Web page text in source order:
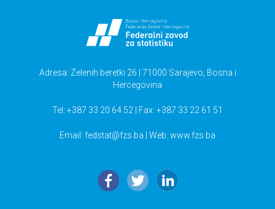
Adresa: Zelenih beretki 26 | 71000 Sarajevo, Bosna i
Hercegovina
Tel: +387 33 20 64 52 | Fax: +387 33 22 61 51
Email: fedstat@fzs.ba | Web: www.fzs.ba